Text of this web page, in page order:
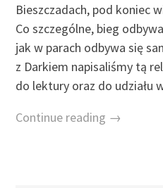
Bieszczadach, pod koniec
Co szczególne, bieg
jak w parach odbywa się
z Darkiem napisaliśmy tą
do lektury oraz do udziału
Continue reading →